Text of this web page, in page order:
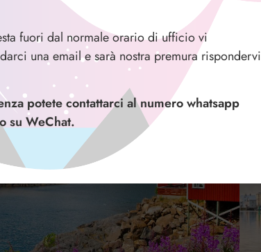
fuori dal normale orario di ufficio vi
una email e sarà nostra premura rispondervi
potete contattarci al numero whatsapp
su WeChat.